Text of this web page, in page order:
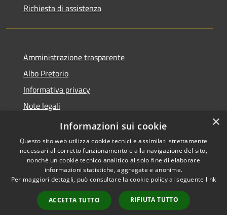
Richiesta di assistenza
Amministrazione trasparente
Albo Pretorio
Informativa privacy
Note legali
Dichiarazione di accessibilità
Accessibilità
Copyright © 2026 • Comune di
San Pietro Apostolo • Powered
byMunicipium
Accesso
redazione
×
Informazioni sui cookie
Questo sito web utilizza cookie tecnici e assimilati strettamente
necessari al corretto funzionamento e alla navigazione del sito,
nonché un cookie tecnico analitico al solo fine di elaborare
informazioni statistiche, aggregate e anonime.
Per maggiori dettagli, può consultare la cookie policy al seguente link
ACCETTA TUTTO RIFIUTA TUTTO